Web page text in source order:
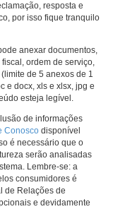
resposta e
por isso fique tranquilo
anexar documentos,
ordem de serviço,
de 5 anexos de 1
e docx, xls e xlsx, jpg e
esteja legível.
de informações
Conosco disponível
é necessário que o
serão analisadas
Lembre-se: a
consumidores é
de Relações de
e devidamente